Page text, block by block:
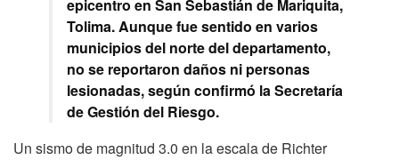
epicentro en San Sebastián de Mariquita,
Tolima. Aunque fue sentido en varios
municipios del norte del departamento,
no se reportaron daños ni personas
lesionadas, según confirmó la Secretaría
de Gestión del Riesgo.
Un sismo de magnitud 3.0 en la escala de Richter